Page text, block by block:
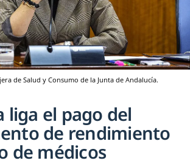
de Salud y Consumo de la Junta de Andalucía.
liga el pago del
de rendimiento
de médicos